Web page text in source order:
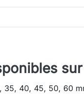
35, 40, 45, 50, 60